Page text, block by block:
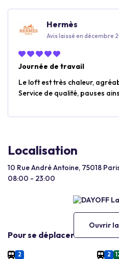
Hermès
Avis laissé en décembre
Journée de travail
Le loft est très chaleur,
Service de qualité, pauses
Localisation
10 Rue André Antoine, 75018
08:00 - 23:00
Ouvrir
Pour se déplacer
2 2